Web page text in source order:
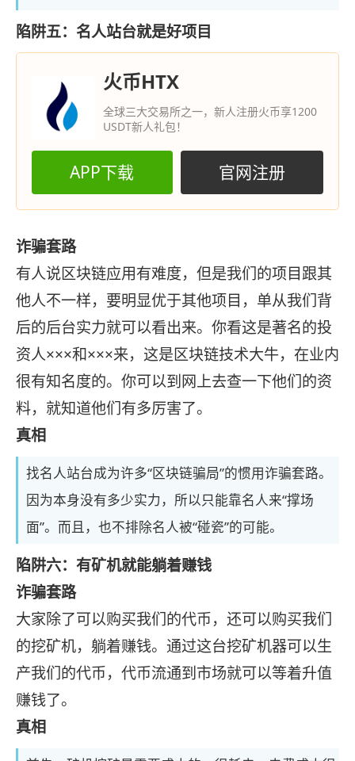
陷阱五：名人站台就是好项目
火币HTX
全球三大交易所之一，新人注册火币享1200
USDT新人礼包！
APP下载 官网注册
诈骗套路
有人说区块链应用有难度，但是我们的项目跟其
他人不一样，要明显优于其他项目，单从我们背
后的后台实力就可以看出来。你看这是著名的投
资人×××和×××来，这是区块链技术大牛，在业内
很有知名度的。你可以到网上去查一下他们的资
料，就知道他们有多厉害了。
真相
找名人站台成为许多“区块链骗局”的惯用诈骗套路。
因为本身没有多少实力，所以只能靠名人来“撑场
面”。而且，也不排除名人被“碰瓷”的可能。
陷阱六：有矿机就能躺着赚钱
诈骗套路
大家除了可以购买我们的代币，还可以购买我们
的挖矿机，躺着赚钱。通过这台挖矿机器可以生
产我们的代币，代币流通到市场就可以等着升值
赚钱了。
真相